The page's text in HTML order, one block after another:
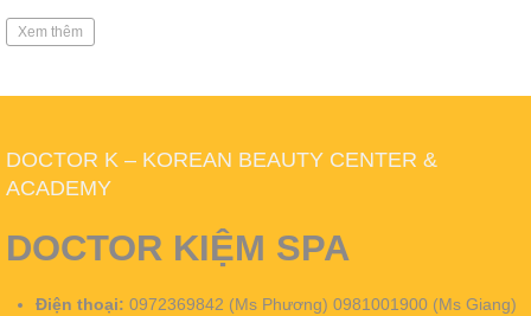
Xem thêm
DOCTOR K – KOREAN BEAUTY CENTER &
ACADEMY
DOCTOR KIỆM SPA
Điện thoại: 0972369842 (Ms Phương) 0981001900 (Ms Giang)